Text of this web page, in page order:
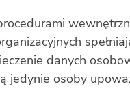
danych
jedynie osoby